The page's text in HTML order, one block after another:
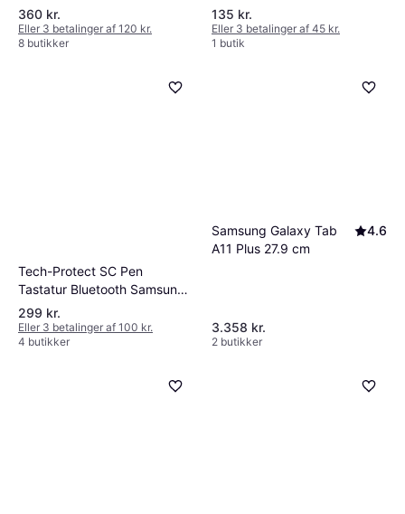
Plus
360 kr.
Eller 3 betalinger af 120 kr.
8 butikker
135 kr.
Eller 3 betalinger af 45 kr.
1 butik
Tech-Protect SC Pen
Tastatur Bluetooth Samsung
Galaxy Tab A9 A11
299 kr.
Eller 3 betalinger af 100 kr.
4 butikker
Samsung Galaxy Tab
A11 Plus 27.9 cm
4.6
3.358 kr.
2 butikker